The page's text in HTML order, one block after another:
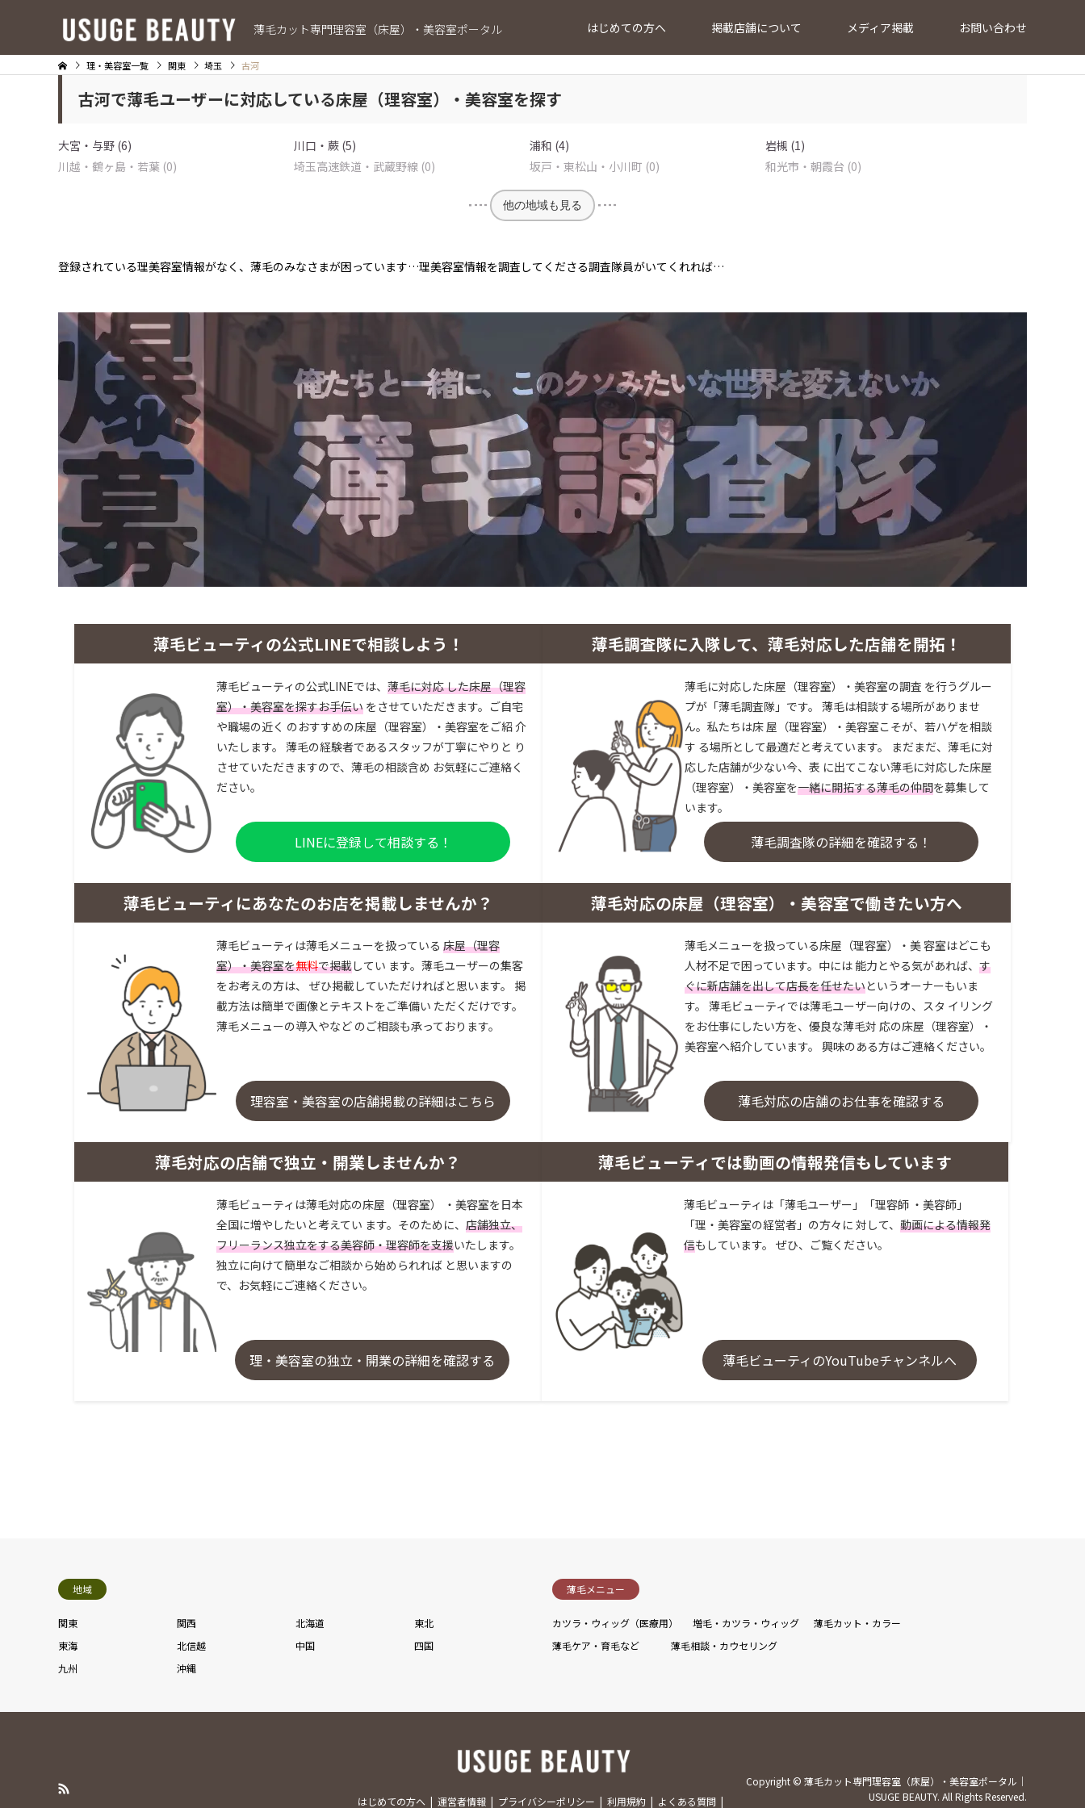
薄毛カット専門理容室（床屋）・美容室ポータル はじめての方へ 掲載店舗について メディア掲載 お問い合わせ
理・美容室一覧 関東 埼玉 古河
古河で薄毛ユーザーに対応している床屋（理容室）・美容室を探す
大宮・与野 (6) 川口・蕨 (5) 浦和 (4)
岩槻 (1)
川越・鶴ヶ島・若葉 (0)
埼玉高速鉄道・武蔵野線 (0) 坂戸・東松山・小川町 (0) 和光市・朝霞台 (0)
他の地域も見る
登録されている理美容室情報がなく、薄毛のみなさまが困っています…理美容室情報を調査してくださる調査隊員がいてくれれば…
薄毛ビューティの公式LINEで相談しよう！
薄毛ビューティの公式LINEでは、 薄毛に対応 した床屋（理容
室）・美容室を探すお手伝い をさせていただきます。ご自宅
や職場の近く のおすすめの床屋（理容室）・美容室をご紹 介
いたします。 薄毛の経験者であるスタッフが丁寧にやりと り
させていただきますので、薄毛の相談含め お気軽にご連絡く
ださい。
LINEに登録して相談する！
薄毛調査隊に入隊して、薄毛対応した店舗を開拓！
薄毛に対応した床屋（理容室）・美容室の調査 を行うグルー
プが「薄毛調査隊」です。 薄毛は相談する場所がありませ
ん。私たちは床 屋（理容室）・美容室こそが、若ハゲを相談
す る場所として最適だと考えています。 まだまだ、薄毛に対
応した店舗が少ない今、表 に出てこない薄毛に対応した床屋
（理容室）・美容室を一緒に開拓する薄毛の仲間を募集して
います。
薄毛調査隊の詳細を確認する！
薄毛ビューティにあなたのお店を掲載しませんか？
薄毛ビューティは薄毛メニューを扱っている 床屋（理容
室）・美容室を無料で掲載してい ます。薄毛ユーザーの集客
をお考えの方は、 ぜひ掲載していただければと思います。 掲
載方法は簡単で画像とテキストをご準備い ただくだけです。
薄毛メニューの導入やなど のご相談も承っております。
理容室・美容室の店舗掲載の詳細はこちら
薄毛対応の床屋（理容室）・美容室で働きたい方へ
薄毛メニューを扱っている床屋（理容室）・美 容室はどこも
人材不足で困っています。中には 能力とやる気があれば、 す
ぐに新店舗を出して店長を任せたいというオーナーもいま
す。 薄毛ビューティでは薄毛ユーザー向けの、スタ イリング
をお仕事にしたい方を、優良な薄毛対 応の床屋（理容室）・
美容室へ紹介しています。 興味のある方はご連絡ください。
薄毛対応の店舗のお仕事を確認する
薄毛対応の店舗で独立・開業しませんか？
薄毛ビューティは薄毛対応の床屋（理容室） ・美容室を日本
全国に増やしたいと考えてい ます。そのために、 店舗独立、
フリーランス独立をする美容師・理容師を支援いたします。
独立に向けて簡単なご相談から始められれば と思いますの
で、お気軽にご連絡ください。
理・美容室の独立・開業の詳細を確認する
薄毛ビューティでは動画の情報発信もしています
薄毛ビューティは「薄毛ユーザー」「理容師 ・美容師」
「理・美容室の経営者」の方々に 対して、 動画による情報発
信もしています。 ぜひ、ご覧ください。
薄毛ビューティのYouTubeチャンネルへ
地域
関東 関西 北海道
東北
東海
北信越 中国
四国
九州
沖縄
薄毛メニュー
カツラ・ウィッグ（医療用） 増毛・カツラ・ウィッグ
薄毛カット・カラー
薄毛ケア・育毛など
薄毛相談・カウセリング
はじめての方へ 運営者情報 プライバシーポリシー 利用規約 よくある質問
Copyright © 薄毛カット専門理容室（床屋）・美容室ポータル｜
USUGE BEAUTY. All Rights Reserved.